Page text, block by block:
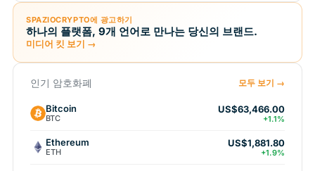
SPAZIOCRYPTO에 광고하기
하나의 플랫폼, 9개 언어로 만나는 당신의 브랜드.
미디어 킷 보기 →
인기 암호화폐 모두 보기 →
Bitcoin
BTC
US$63,466.00
+1.1%
Ethereum
ETH
US$1,881.80
+1.9%